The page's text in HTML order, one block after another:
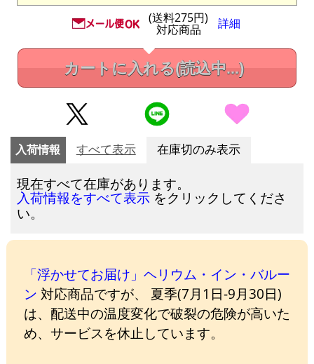
(送料275円)
対応商品 詳細
カートに入れる(読込中...)
入荷情報 すべて表示 在庫切のみ表示
現在すべて在庫があります。
入荷情報をすべて表示 をクリックしてくださ
い。
「浮かせてお届け」ヘリウム・イン・バルー
ン 対応商品ですが、 夏季(7月1日-9月30日)
は、配送中の温度変化で破裂の危険が高いた
め、サービスを休止しています。